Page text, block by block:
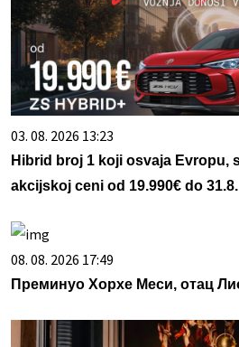
03. 08. 2026 13:23
Hibrid broj 1 koji osvaja Evropu,
akcijskoj ceni od 19.990€ do 31.8.
08. 08. 2026 17:49
Преминуо Хорхе Меси, отац